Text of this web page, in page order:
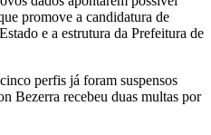
promove a candidatura de
e a estrutura da Prefeitura de
perfis já foram suspensos
Bezerra recebeu duas multas por